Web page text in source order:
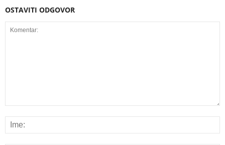
OSTAVITI ODGOVOR